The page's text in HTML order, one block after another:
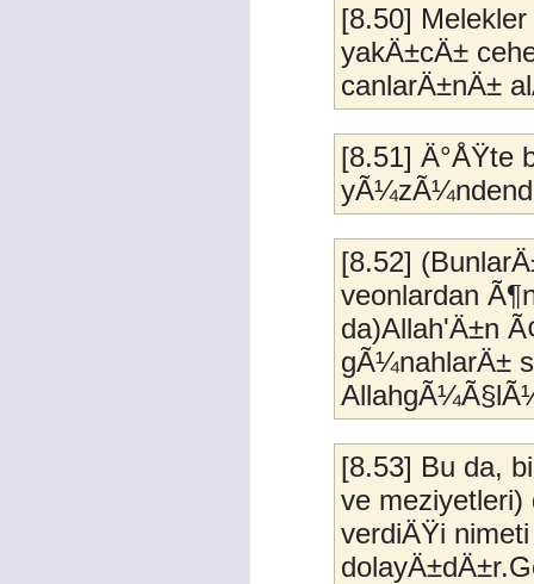
[8.50]
yakÄ±cÄ±
canlarÄ±nÄ±
[8.51] Ä°ÅŸte
[8.52]
veonlardan
da)Allah'Ä±n
gÃ¼nahlarÄ±
[8.53] Bu da,
ve meziyetleri)
verdiÄŸi